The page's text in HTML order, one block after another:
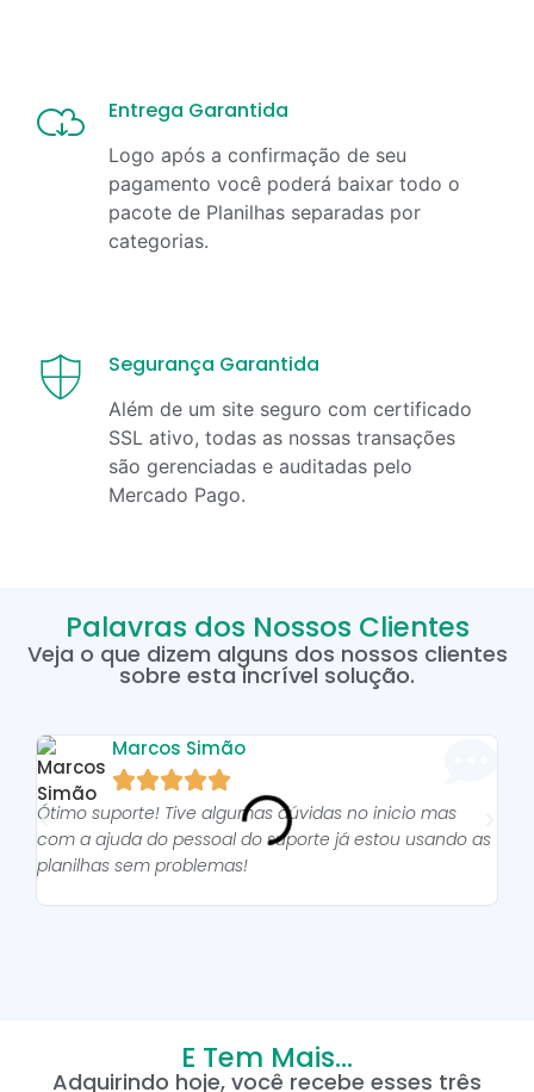
Entrega Garantida
Logo após a confirmação de seu
pagamento você poderá baixar todo o
pacote de Planilhas separadas por
categorias.
Segurança Garantida
Além de um site seguro com certificado
SSL ativo, todas as nossas transações
são gerenciadas e auditadas pelo
Mercado Pago.
Palavras dos Nossos Clientes
Veja o que dizem alguns dos nossos clientes
sobre esta incrível solução.
Marcos Simão

Ótimo suporte! Tive algumas dúvidas no inicio mas
com a ajuda do pessoal do suporte já estou usando as
planilhas sem problemas!
E Tem Mais...
Adquirindo hoje, você recebe esses três